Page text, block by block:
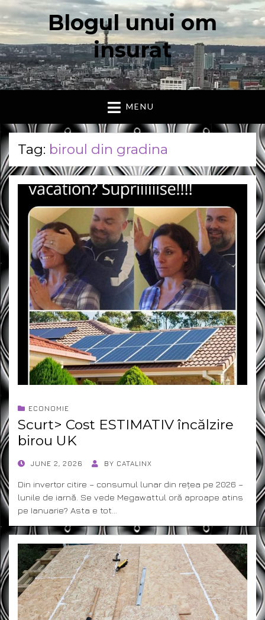
Blogul unui om
insurat
Aici vorbesc io, cu cuvintele mele. Declaratie….
MENU
Tag: biroul din gradina
ECONOMIE
Scurt> Cost ESTIMATIV încălzire
birou UK
POSTEDJUNE 2, 2026 BY CATALINX
Din invertor citire – consumul lunar din rețea pe 2026 –
lunile de iarnă. Se vede Megawattul oră aproape atins
pe Ianuarie? Asta e tot…